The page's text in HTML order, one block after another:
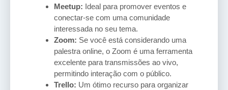
Meetup: Ideal para promover eventos e
conectar-se com uma comunidade
interessada no seu tema.
Zoom: Se você está considerando uma
palestra online, o Zoom é uma ferramenta
excelente para transmissões ao vivo,
permitindo interação com o público.
Trello: Um ótimo recurso para organizar